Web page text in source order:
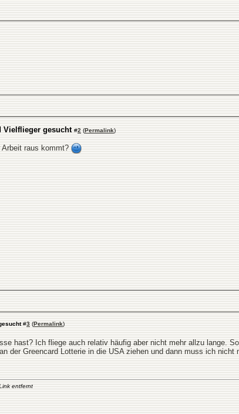
Vielflieger gesucht #2 (Permalink)
raus kommt?
#3 (Permalink)
hast? Ich fliege auch relativ häufig aber nicht mehr allzu lange.
der Greencard Lotterie in die USA ziehen und dann muss ich
entfernt